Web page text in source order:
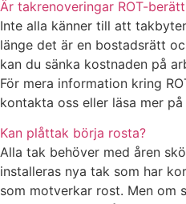
Är takrenoveringar ROT-
Inte alla känner till att
länge det är en bostadsrätt
kan du sänka kostnaden på
För mera information kring
kontakta oss eller läsa mer
Kan plåttak börja rosta?
Alla tak behöver med åren
installeras nya tak som har
som motverkar rost. Men om